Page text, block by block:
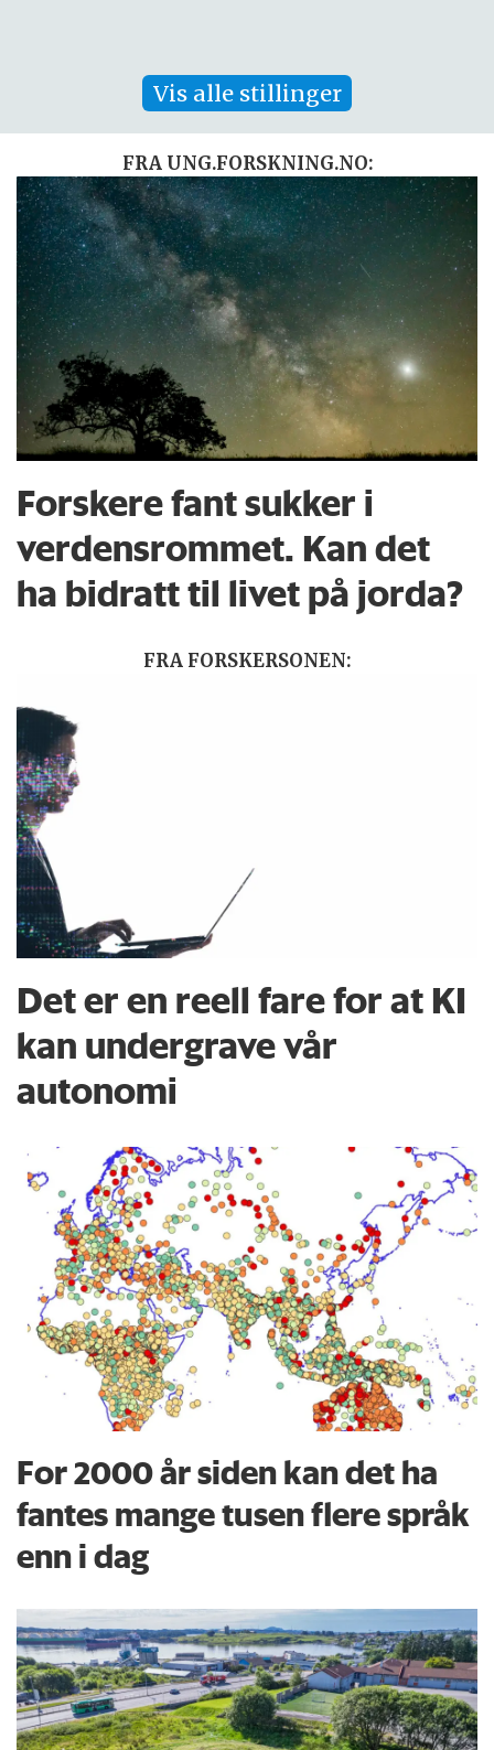
Vis alle stillinger
FRA UNG.FORSKNING.NO:
Forskere fant sukker i
verdensrommet. Kan det
ha bidratt til livet på jorda?
FRA FORSKERSONEN:
Det er en reell fare for at KI
kan undergrave vår
autonomi
For 2000 år siden kan det ha
fantes mange tusen flere språk
enn i dag